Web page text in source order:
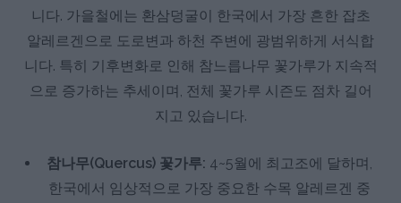
니다. 가을철에는 환삼덩굴이 한국에서 가장 흔한 잡초
알레르겐으로 도로변과 하천 주변에 광범위하게 서식합
니다. 특히 기후변화로 인해 참느릅나무 꽃가루가 지속적
으로 증가하는 추세이며, 전체 꽃가루 시즌도 점차 길어
지고 있습니다.
참나무(Quercus) 꽃가루: 4~5월에 최고조에 달하며,
한국에서 임상적으로 가장 중요한 수목 알레르겐 중